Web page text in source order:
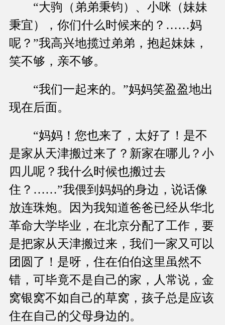
“大驹（弟弟秉钧）、小咪（妹妹
秉宜），你们什么时候来的？……妈
呢？”我高兴地揽过弟弟，抱起妹妹，
笑不够，亲不够。
“我们一起来的。”妈妈笑盈盈地出
现在后面。
“妈妈！您也来了，太好了！是不
是家从天津搬过来了？新家在哪儿？小
四儿呢？我什么时候也搬过去
住？……”我偎到妈妈的身边，说话像
放连珠炮。因为我知道爸爸已经从华北
革命大学毕业，在北京分配了工作，要
是把家从天津搬过来，我们一家又可以
团圆了！是呀，住在伯伯这里虽然不
错，可毕竟不是自己的家，人常说，金
窝银窝不如自己的草窝，孩子总是应该
住在自己的父母身边的。